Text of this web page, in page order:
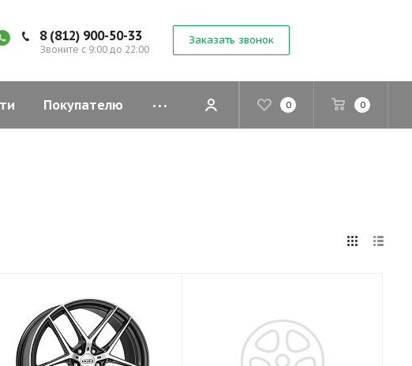
8 (812) 900-50-33
Звоните с 9:00 до 22:00
Заказать звонок
0 0
Покупателю